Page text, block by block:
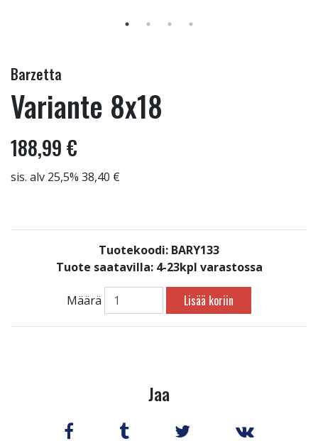
Barzetta
Variante 8x18
188,99 €
sis. alv 25,5% 38,40 €
Tuotekoodi: BARY133
Tuote saatavilla: 4-23kpl varastossa
Määrä Lisää koriin
Jaa